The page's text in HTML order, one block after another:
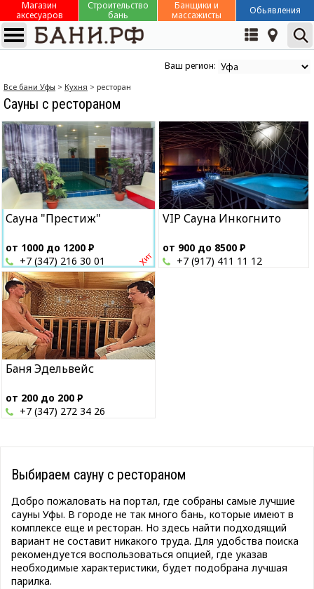
Магазин
аксесуаров
Строительство
бань
Банщики и
массажисты
Обьявления
Ваш регион:
Все бани Уфы > Кухня > ресторан
Сауны с рестораном
Сауна "Престиж"
от 1000 до 1200 Р
+7 (347) 216 30 01
VIP Сауна Инкогнито
от 900 до 8500 Р
+7 (917) 411 11 12
Баня Эдельвейс
от 200 до 200 Р
+7 (347) 272 34 26
Выбираем сауну с рестораном
Добро пожаловать на портал, где собраны самые лучшие
сауны Уфы. В городе не так много бань, которые имеют в
комплексе еще и ресторан. Но здесь найти подходящий
вариант не составит никакого труда. Для удобства поиска
рекомендуется воспользоваться опцией, где указав
необходимые характеристики, будет подобрана лучшая
парилка.